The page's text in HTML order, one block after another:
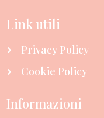
Link utili
Privacy Policy
Cookie Policy
Informazioni